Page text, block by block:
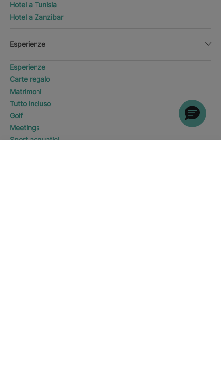
Hotel a Tunisia
Hotel a Zanzibar
Esperienze
Esperienze
Carte regalo
Matrimoni
Tutto incluso
Golf
Meetings
Sport acquatici